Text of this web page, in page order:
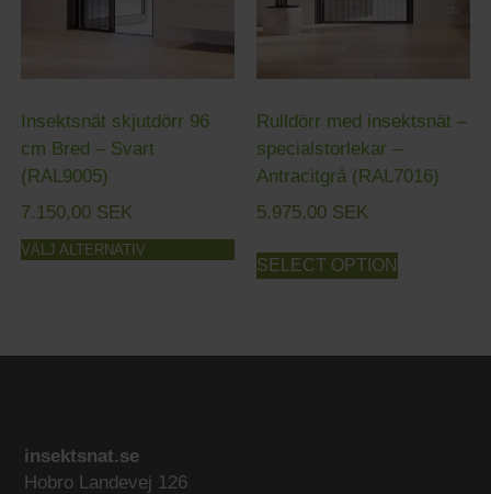
Insektsnät skjutdörr 96
cm Bred – Svart
(RAL9005)
7.150,00 SEK
VÄLJ ALTERNATIV
Rulldörr med insektsnät –
specialstorlekar –
Antracitgrå (RAL7016)
5.975,00 SEK
SELECT OPTION
insektsnat.se
Hobro Landevej 126